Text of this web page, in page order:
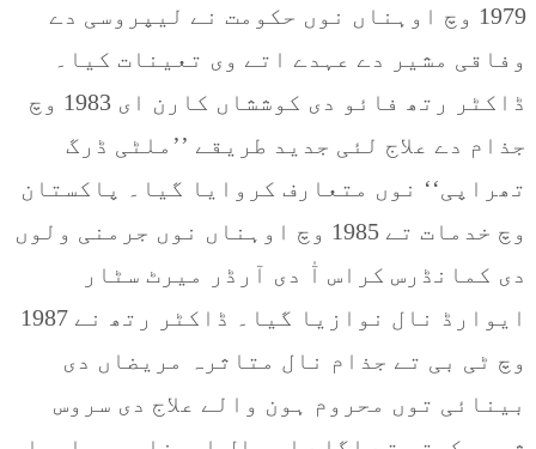
1979 وچ اوہناں نوں حکومت نے لیپروسی دے
وفاقی مشیر دے عہدے اتے وی تعینات کیا۔
ڈاکٹر رتھ فائو دی کوششاں کارن ای 1983 وچ
جذام دے علاج لئی جدید طریقے ’’ملٹی ڈرگ
تھراپی‘‘ نوں متعارف کروایا گیا۔ پاکستان
وچ خدمات تے 1985 وچ اوہناں نوں جرمنی ولوں
دی کمانڈرس کراس آٰ دی آرڈر میرٹ سٹار
ایوارڈ نال نوازیا گیا۔ ڈاکٹر رتھ نے 1987
وچ ٹی بی تے جذام نال متاثرہ مریضاں دی
بینائی توں محروم ہون والے علاج دی سروس